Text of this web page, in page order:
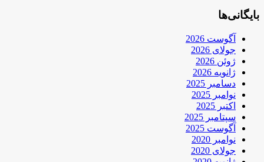
بایگانی‌ها
آگوست 2026
جولای 2026
ژوئن 2026
ژانویه 2026
دسامبر 2025
نوامبر 2025
اکتبر 2025
سپتامبر 2025
آگوست 2025
نوامبر 2020
جولای 2020